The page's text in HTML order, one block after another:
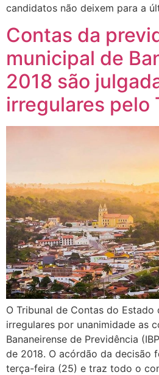
candidatos não deixem para a
Contas da
municipal de
2018 são
irregulares pelo
O Tribunal de Contas do Estado
irregulares por unanimidade as
Bananeirense de Previdência
de 2018. O acórdão da decisão
terça-feira (25) e traz todo o